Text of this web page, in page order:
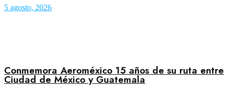
5 agosto, 2026
Conmemora Aeroméxico 15 años de su ruta entre
Ciudad de México y Guatemala